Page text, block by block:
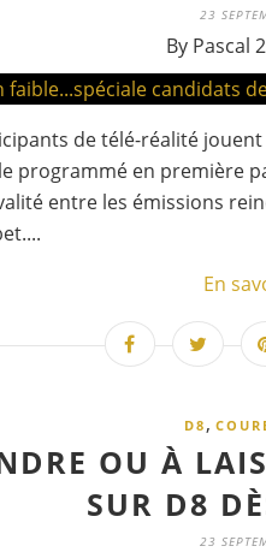
23
By Pascal
de télé-réalité
programmé en première
entre les émissions
En
D8,
OU À
SUR D8
23